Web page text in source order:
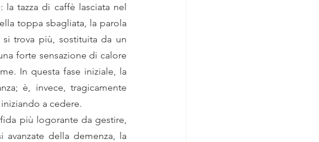
la tazza di caffè lasciata nel
toppa sbagliata, la parola
trova più, sostituita da un
forte sensazione di calore
In questa fase iniziale, la
è, invece, tragicamente
a cedere.
più logorante da gestire,
della demenza, la